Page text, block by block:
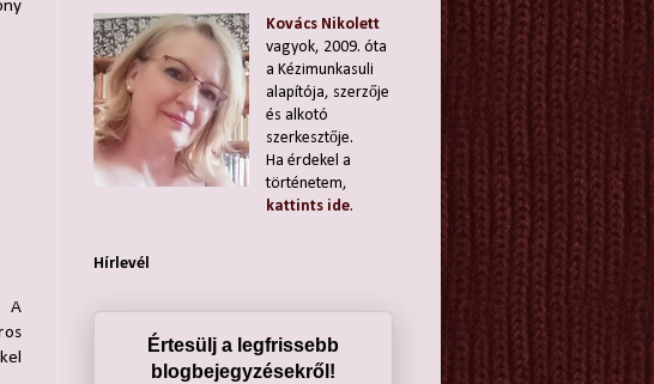
A
Kovács Nikolett
vagyok, 2009. óta
a Kézimunkasuli
alapítója, szerzője
és alkotó
szerkesztője.
Ha érdekel a
történetem,
kattints ide.
Hírlevél
Értesülj a legfrissebb
blogbejegyzésekről!